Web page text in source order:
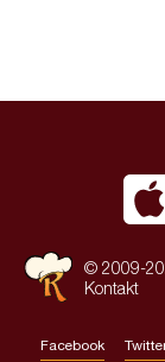
© 2009-
Kontakt
Facebook